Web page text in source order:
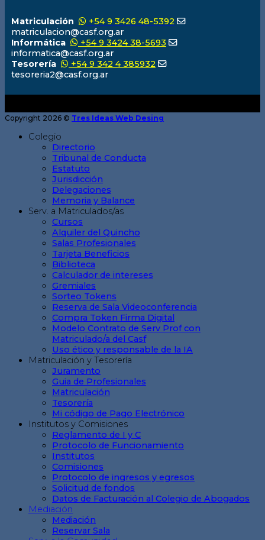
Matriculación
+54 9 3426 48-5392
matriculacion@casf.org.ar
Informática
+54 9 3424 38-5693
informatica@casf.org.ar
Tesorería
+54 9 342 4 385932
tesoreria2@casf.org.ar
Copyright 2026 © Tres Ideas Web Desing
Colegio
Directorio
Tribunal de Conducta
Estatuto
Jurisdicción
Delegaciones
Memoria y Balance
Serv. a Matriculados/as
Cursos
Alquiler del Quincho
Salas Profesionales
Tarjeta Beneficios
Biblioteca
Calculador de intereses
Gremiales
Sorteo Tokens
Reserva de Sala Videoconferencia
Compra Token Firma Digital
Modelo Contrato de Serv Prof con
Matriculado/a del Casf
Uso ético y responsable de la IA
Matriculación y Tesorería
Juramento
Guia de Profesionales
Matriculación
Tesorería
Mi código de Pago Electrónico
Institutos y Comisiones
Reglamento de I y C
Protocolo de Funcionamiento
Institutos
Comisiones
Protocolo de ingresos y egresos
Solicitud de fondos
Datos de Facturación al Colegio de Abogados
Mediación
Mediación
Reservar Sala